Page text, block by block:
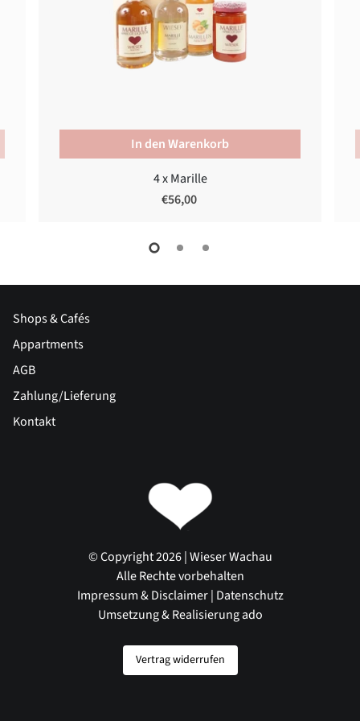
In den Warenkorb
4 x Marille
€56,00
Shops & Cafés
Appartments
AGB
Zahlung/Lieferung
Kontakt
© Copyright 2026 | Wieser Wachau
Alle Rechte vorbehalten
Impressum & Disclaimer| Datenschutz
Umsetzung & Realisierung ado
Vertrag widerrufen